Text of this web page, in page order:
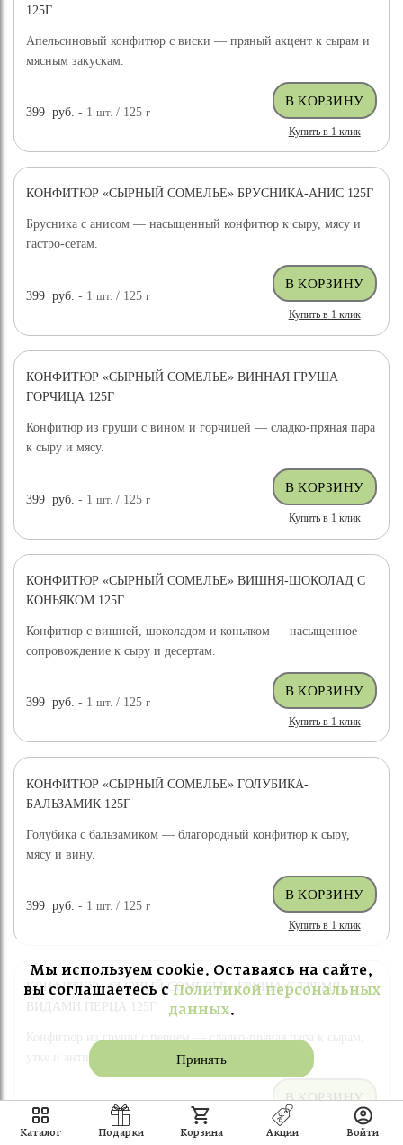
125Г
Апельсиновый конфитюр с виски — пряный акцент к сырам и
мясным закускам.
399 руб. - 1шт. / 125г
Купить в 1 клик
КОНФИТЮР «СЫРНЫЙ СОМЕЛЬЕ» БРУСНИКА-АНИС 125Г
Брусника с анисом — насыщенный конфитюр к сыру, мясу и
гастро-сетам.
399 руб. - 1шт. / 125г
Купить в 1 клик
КОНФИТЮР «СЫРНЫЙ СОМЕЛЬЕ» ВИННАЯ ГРУША
ГОРЧИЦА 125Г
Конфитюр из груши с вином и горчицей — сладко-пряная пара
к сыру и мясу.
399 руб. - 1шт. / 125г
Купить в 1 клик
КОНФИТЮР «СЫРНЫЙ СОМЕЛЬЕ» ВИШНЯ-ШОКОЛАД С
КОНЬЯКОМ 125Г
Конфитюр с вишней, шоколадом и коньяком — насыщенное
сопровождение к сыру и десертам.
399 руб. - 1шт. / 125г
Купить в 1 клик
КОНФИТЮР «СЫРНЫЙ СОМЕЛЬЕ» ГОЛУБИКА-
БАЛЬЗАМИК 125Г
Голубика с бальзамиком — благородный конфитюр к сыру,
мясу и вину.
399 руб. - 1шт. / 125г
Купить в 1 клик
КОНФИТЮР «СЫРНЫЙ СОМЕЛЬЕ» ГРУША С ТРЕМЯ
ВИДАМИ ПЕРЦА 125Г
Конфитюр из груши с перцем — сладко-пряная пара к сырам,
утке и антипасти.
399 шт./ 125
Купить в 1 клик
Мы используем cookie. Оставаясь на сайте,
вы соглашаетесь с Политикой персональных
данных.
Принять
Каталог Подарки Корзина Акции Войти